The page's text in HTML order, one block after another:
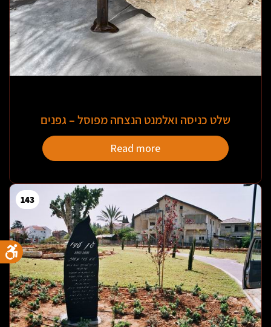
שלט כניסה ואלמנט הנצחה מפוסל – גפנים
Read more
143